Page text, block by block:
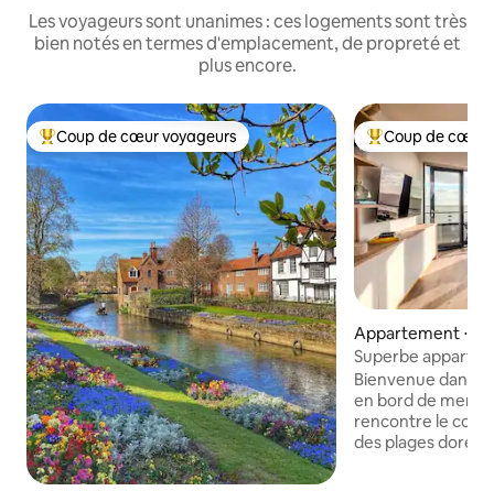
Les voyageurs sont unanimes : ces logements sont très
bien notés en termes d'emplacement, de propreté et
plus encore.
Coups de cœur voyageurs les plus appréciés
Coup de cœur voyageurs Coups de cœur
Coup de cœur
Appartement ⋅
Superbe
avec parking
Bienvenue dans
en bord de mer,
rencontre le
des plages